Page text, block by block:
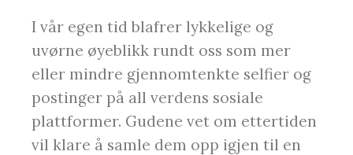
I vår egen tid blafrer lykkelige og
uvørne øyeblikk rundt oss som mer
eller mindre gjennomtenkte selfier og
postinger på all verdens sosiale
plattformer. Gudene vet om ettertiden
vil klare å samle dem opp igjen til en